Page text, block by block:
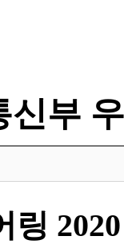
신부
링